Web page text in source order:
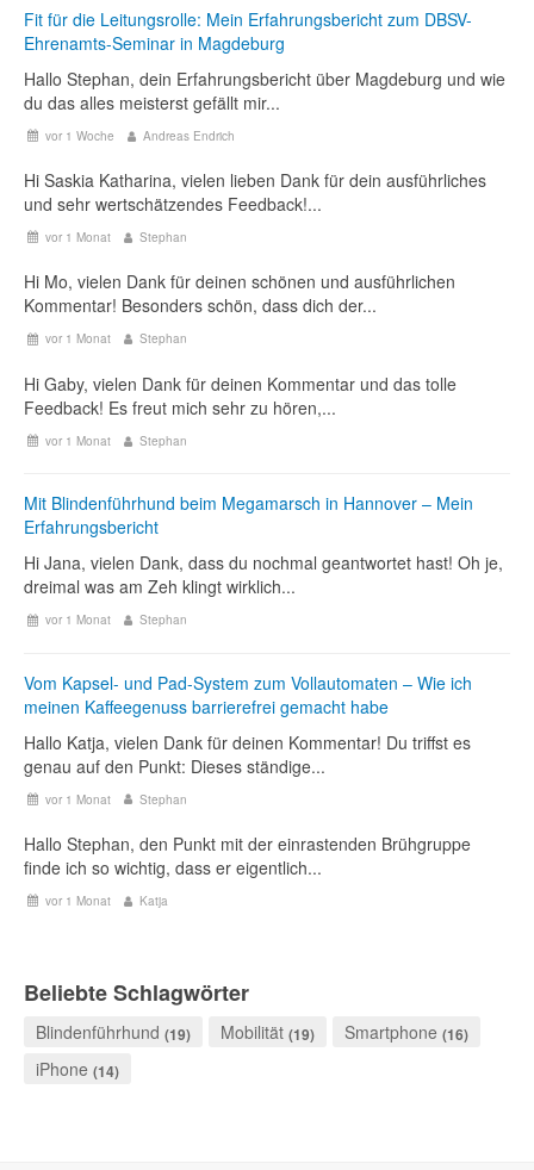
Fit für die Leitungsrolle: Mein Erfahrungsbericht zum DBSV-
Ehrenamts-Seminar in Magdeburg
Hallo Stephan, dein Erfahrungsbericht über Magdeburg und wie
du das alles meisterst gefällt mir...
vor 1 Woche Andreas Endrich
Hi Saskia Katharina, vielen lieben Dank für dein ausführliches
und sehr wertschätzendes Feedback!...
vor 1 Monat Stephan
Hi Mo, vielen Dank für deinen schönen und ausführlichen
Kommentar! Besonders schön, dass dich der...
vor 1 Monat Stephan
Hi Gaby, vielen Dank für deinen Kommentar und das tolle
Feedback! Es freut mich sehr zu hören,...
vor 1 Monat Stephan
Mit Blindenführhund beim Megamarsch in Hannover – Mein
Erfahrungsbericht
Hi Jana, vielen Dank, dass du nochmal geantwortet hast! Oh je,
dreimal was am Zeh klingt wirklich...
vor 1 Monat Stephan
Vom Kapsel- und Pad-System zum Vollautomaten – Wie ich
meinen Kaffeegenuss barrierefrei gemacht habe
Hallo Katja, vielen Dank für deinen Kommentar! Du triffst es
genau auf den Punkt: Dieses ständige...
vor 1 Monat Stephan
Hallo Stephan, den Punkt mit der einrastenden Brühgruppe
finde ich so wichtig, dass er eigentlich...
vor 1 Monat Katja
Beliebte Schlagwörter
Blindenführhund (19) Mobilität (19) Smartphone (16)
iPhone (14)